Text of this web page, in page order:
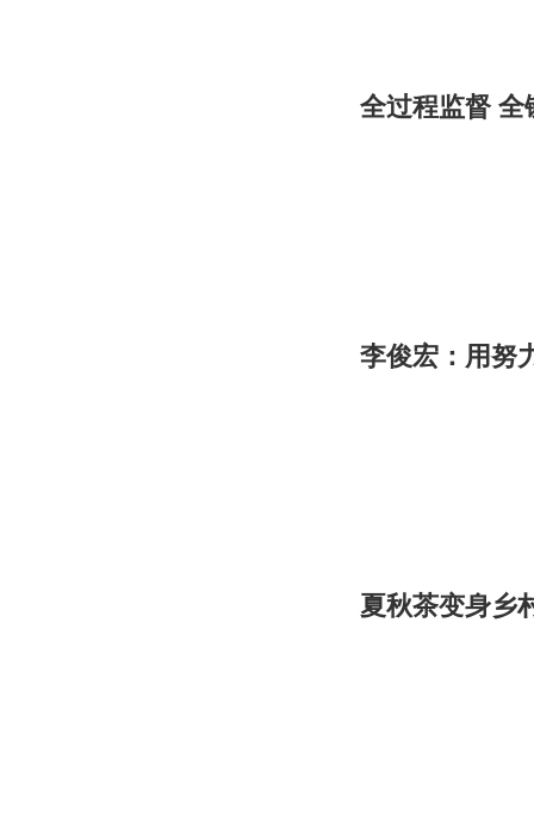
全过程监督
李俊宏：用努
夏秋茶变身乡